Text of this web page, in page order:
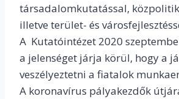
társadalomkutatással,
illetve terület- és
A Kutatóintézet 2020
a jelenséget járja körül, hogy a
veszélyeztetni a fiatalok
A koronavírus pályakezdők